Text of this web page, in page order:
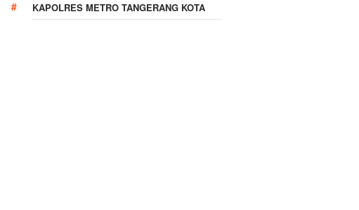
KAPOLRES METRO TANGERANG KOTA